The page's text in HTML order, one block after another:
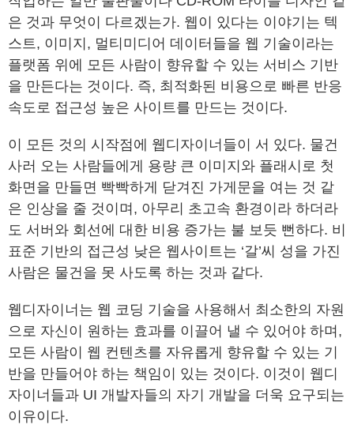
은 것과 무엇이 다르겠는가. 웹이 있다는 이야기는 텍
스트, 이미지, 멀티미디어 데이터들을 웹 기술이라는
플랫폼 위에 모든 사람이 향유할 수 있는 서비스 기반
을 만든다는 것이다. 즉, 최적화된 비용으로 빠른 반응
속도로 접근성 높은 사이트를 만드는 것이다.
이 모든 것의 시작점에 웹디자이너들이 서 있다. 물건
사러 오는 사람들에게 용량 큰 이미지와 플래시로 첫
화면을 만들면 빡빡하게 닫겨진 가게문을 여는 것 같
은 인상을 줄 것이며, 아무리 초고속 환경이라 하더라
도 서버와 회선에 대한 비용 증가는 불 보듯 뻔하다. 비
표준 기반의 접근성 낮은 웹사이트는 ‘갈’씨 성을 가진
사람은 물건을 못 사도록 하는 것과 같다.
웹디자이너는 웹 코딩 기술을 사용해서 최소한의 자원
으로 자신이 원하는 효과를 이끌어 낼 수 있어야 하며,
모든 사람이 웹 컨텐츠를 자유롭게 향유할 수 있는 기
반을 만들어야 하는 책임이 있는 것이다. 이것이 웹디
자이너들과 UI 개발자들의 자기 개발을 더욱 요구되는
이유이다.